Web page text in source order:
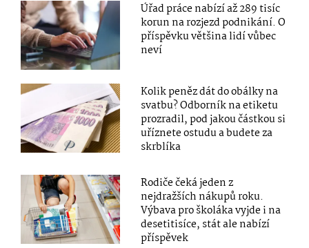
Úřad práce nabízí až 289 tisíc
korun na rozjezd podnikání. O
příspěvku většina lidí vůbec
neví
Kolik peněz dát do obálky na
svatbu? Odborník na etiketu
prozradil, pod jakou částkou si
uříznete ostudu a budete za
skrblíka
Rodiče čeká jeden z
nejdražších nákupů roku.
Výbava pro školáka vyjde i na
desetitisíce, stát ale nabízí
příspěvek